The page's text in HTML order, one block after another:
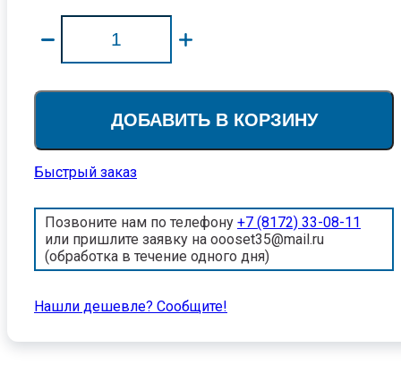
ДОБАВИТЬ В КОРЗИНУ
Быстрый заказ
Позвоните нам по телефону +7 (8172) 33-08-11
или пришлите заявку на oooset35@mail.ru
(обработка в течение одного дня)
Нашли дешевле? Cообщите!